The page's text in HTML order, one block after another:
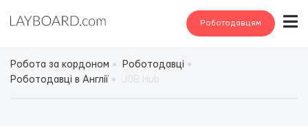
Роботодавцям
Робота за кордоном
Роботодавці
Роботодавці в Англії